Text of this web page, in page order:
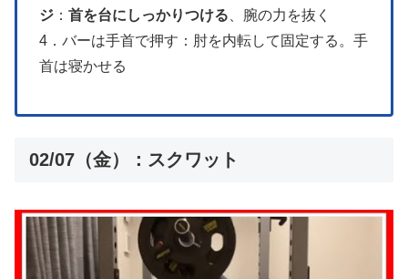
ジ ： 首を台にしっかりつける 、腕の力を抜く
4．バーは手首で押す：肘を内転して固定する。手
首は寝かせる
02/07（金）：スクワット